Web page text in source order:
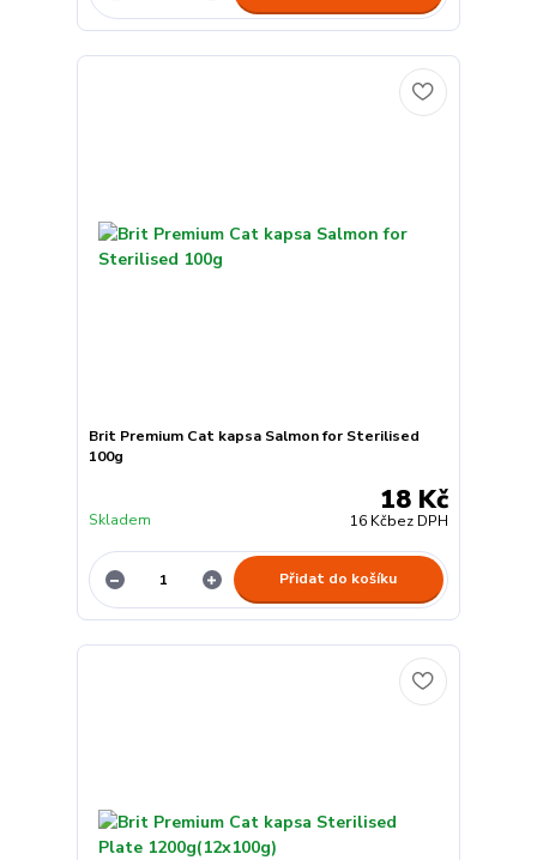
Brit Premium Cat kapsa Salmon for Sterilised
100g
18 Kč
16 Kčbez DPH
Skladem
Přidat do košíku